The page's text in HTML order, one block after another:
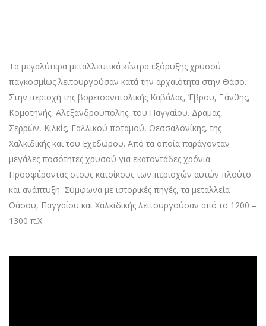
Τα μεγαλύτερα μεταλλευτικά κέντρα εξόρυξης χρυσού
παγκοσμίως λειτουργούσαν κατά την αρχαιότητα στην Θάσο.
Στην περιοχή της βορειοανατολικής Καβάλας, Έβρου, Ξάνθης,
Κομοτηνής, Αλεξανδρούπολης, του Παγγαίου. Δράμας,
Σερρών, Κιλκίς, Γαλλικού ποταμού, Θεσσαλονίκης, της
Χαλκιδικής και του Εχεδώρου. Από τα οποία παράγονταν
μεγάλες ποσότητες χρυσού για εκατοντάδες χρόνια.
Προσφέροντας στους κατοίκους των περιοχών αυτών πλούτο
και ανάπτυξη. Σύμφωνα με ιστορικές πηγές, τα μεταλλεία
Θάσου, Παγγαίου και Χαλκιδικής λειτουργούσαν από το 1200 –
1300 π.Χ.